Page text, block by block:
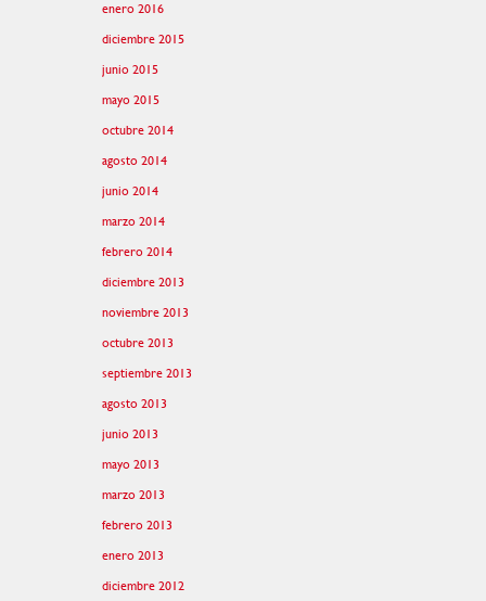
enero 2016
diciembre 2015
junio 2015
mayo 2015
octubre 2014
agosto 2014
junio 2014
marzo 2014
febrero 2014
diciembre 2013
noviembre 2013
octubre 2013
septiembre 2013
agosto 2013
junio 2013
mayo 2013
marzo 2013
febrero 2013
enero 2013
diciembre 2012